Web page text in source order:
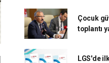
Çocuk
toplantı
LGS'de